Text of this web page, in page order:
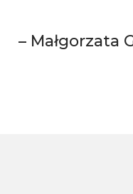
– Małgorzata